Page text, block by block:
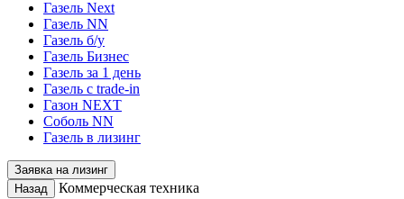
Газель Next
Газель NN
Газель б/у
Газель Бизнес
Газель за 1 день
Газель с trade-in
Газон NEXT
Соболь NN
Газель в лизинг
Заявка на лизинг
Назад
Коммерческая техника